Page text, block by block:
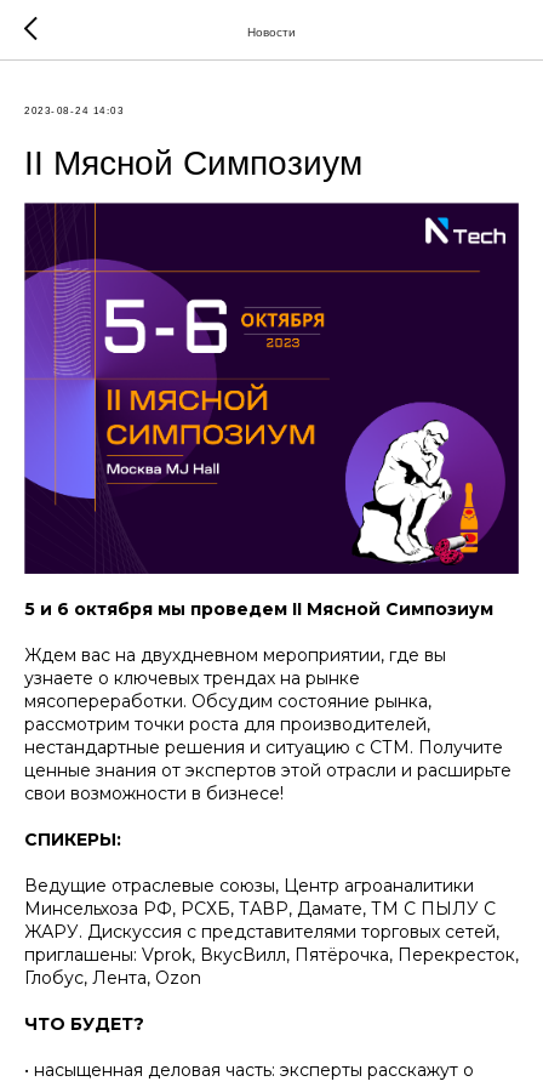
Новости
2023-08-24 14:03
II Мясной Симпозиум
5 и 6 октября мы проведем II Мясной Симпозиум
Ждем вас на двухдневном мероприятии, где вы
узнаете о ключевых трендах на рынке
мясопереработки. Обсудим состояние рынка,
рассмотрим точки роста для производителей,
нестандартные решения и ситуацию с СТМ. Получите
ценные знания от экспертов этой отрасли и расширьте
свои возможности в бизнесе!
СПИКЕРЫ:
Ведущие отраслевые союзы, Центр агроаналитики
Минсельхоза РФ, РСХБ, ТАВР, Дамате, ТМ С ПЫЛУ С
ЖАРУ. Дискуссия с представителями торговых сетей,
приглашены: Vprok, ВкусВилл, Пятёрочка, Перекресток,
Глобус, Лента, Ozon
ЧТО БУДЕТ?
• насыщенная деловая часть: эксперты расскажут о